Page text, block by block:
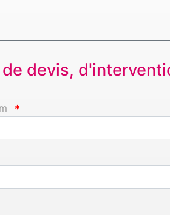
devis,
*